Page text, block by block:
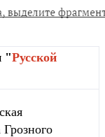
"Русской